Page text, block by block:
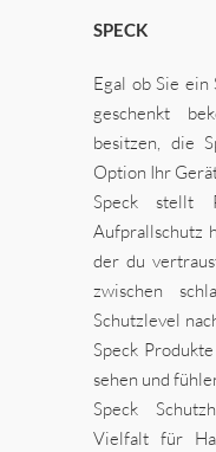
SPECK
Egal ob Sie ein
geschenkt
besitzen, die
Option Ihr
Speck stellt
Aufprallschutz
der du
zwischen
Schutzlevel
Speck
sehen und
Speck
Vielfalt für